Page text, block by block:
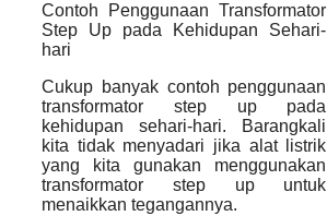
Contoh Penggunaan Transformator
Step Up pada Kehidupan Sehari-
hari
Cukup banyak contoh penggunaan
transformator step up pada
kehidupan sehari-hari. Barangkali
kita tidak menyadari jika alat listrik
yang kita gunakan menggunakan
transformator step up untuk
menaikkan tegangannya.